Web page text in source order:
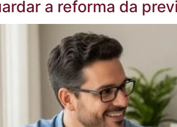
a reforma da